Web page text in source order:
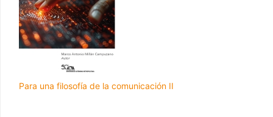
Para una filosofía de la comunicación II